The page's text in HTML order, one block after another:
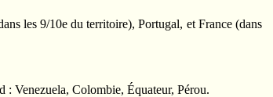
les 9/10e du territoire), Portugal, et France (dans
: Venezuela, Colombie, Équateur, Pérou.